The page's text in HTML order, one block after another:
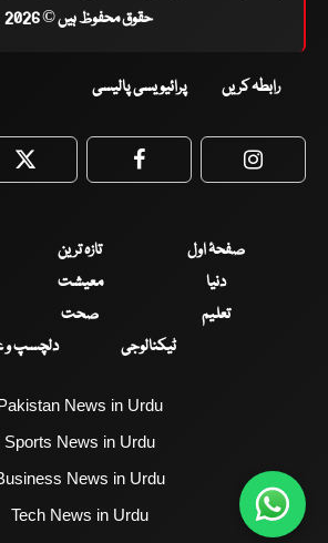
حقوق محفوظ ہیں © 2026
رابطہ کریں پرائیویسی پالیسی
Twitter Facebook
صفحۂ اول تازہ ترین
دنیا
معیشت
تعلیم
صحت
ٹیکنالوجی
دلچسپ
News in Urdu
Sports News in Urdu
News in Urdu
Tech News in Urdu